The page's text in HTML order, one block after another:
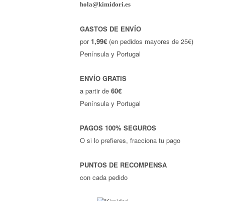
hola@kimidori.es
GASTOS DE ENVÍO
por 1,99€ (en pedidos mayores de 25€)
Península y Portugal
ENVÍO GRATIS
a partir de60€
Península y Portugal
PAGOS 100% SEGUROS
O si lo prefieres, fracciona tu pago
PUNTOS DE RECOMPENSA
con cada pedido